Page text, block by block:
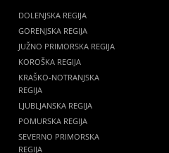
DOLENJSKA REGIJA
GORENJSKA REGIJA
JUŽNO PRIMORSKA REGIJA
KOROŠKA REGIJA
KRAŠKO-NOTRANJSKA
REGIJA
LJUBLJANSKA REGIJA
POMURSKA REGIJA
SEVERNO PRIMORSKA
REGIJA